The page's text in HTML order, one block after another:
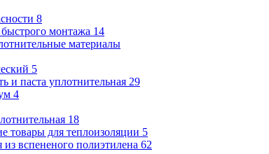
8
монтажа 14
материалы
5
и паста уплотнительная 29
4
18
товары для теплоизоляции 5
из вспененого полиэтилена 62